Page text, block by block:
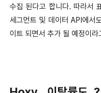
수집 된다고 합니다. 따라서
세그먼트 및 데이터 API에서
이트 되면서 추가 될 예정이라